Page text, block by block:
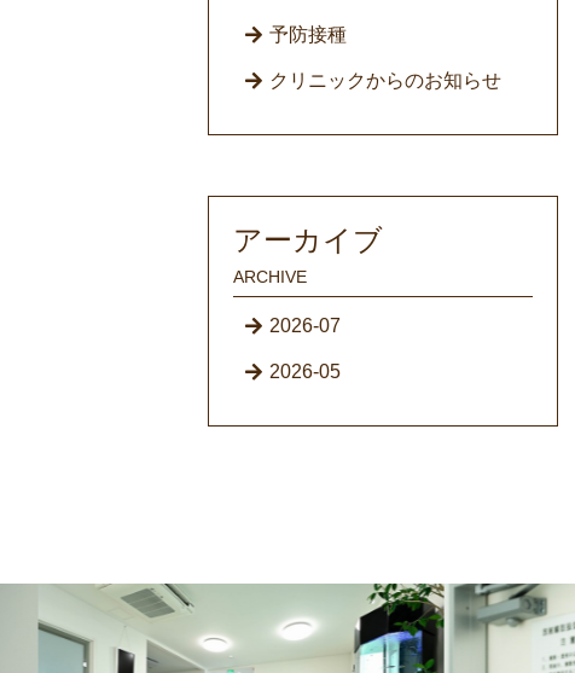
予防接種
クリニックからのお知らせ
アーカイブ
ARCHIVE
2026-07
2026-05